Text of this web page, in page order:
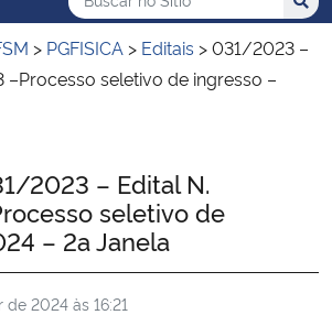
e Abastecimento
> PGFISICA > Editais >031/2023 –
seletivo de ingresso –
2023 – Edital N.
seletivo de
– 2a Janela
de 2024 às 16:21